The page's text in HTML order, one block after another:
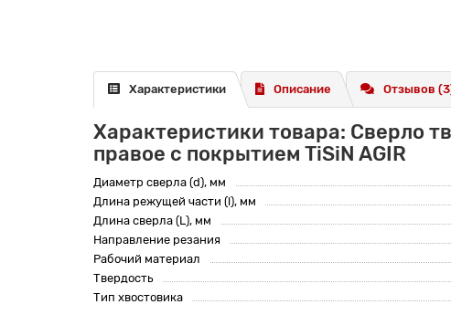
Характеристики Описание Отзывов
Характеристики товара: Сверло
правое с покрытием TiSiN AGIR
Диаметр сверла (d), мм
Длина режущей части (l), мм
Длина сверла (L), мм
Направление резания
Рабочий материал
Твердость
Тип хвостовика